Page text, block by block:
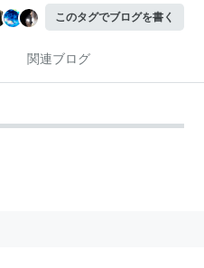
このタグでブログを書く
関連ブログ